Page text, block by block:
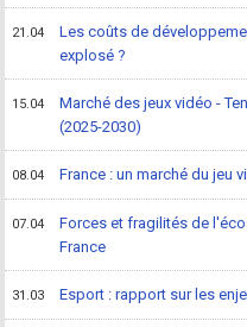
21.04
Les coûts de
explosé ?
15.04
Marché des jeux vidéo -
(2025-2030)
08.04 France : un marché du jeu
07.04
Forces et fragilités de
France
31.03 Esport : rapport sur les